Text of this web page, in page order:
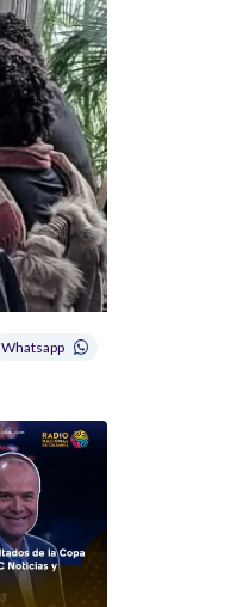
Whatsapp